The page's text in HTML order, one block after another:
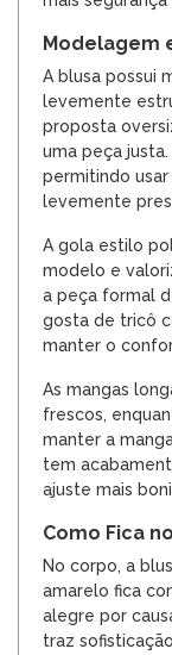
Modelagem
A blusa possui
levemente
proposta
uma peça
permitindo
levemente
A gola estilo
modelo e
a peça formal
gosta de tricô
manter o
As mangas
frescos,
manter a
tem
ajuste mais
Como Fica
No corpo, a
amarelo fica
alegre por
traz